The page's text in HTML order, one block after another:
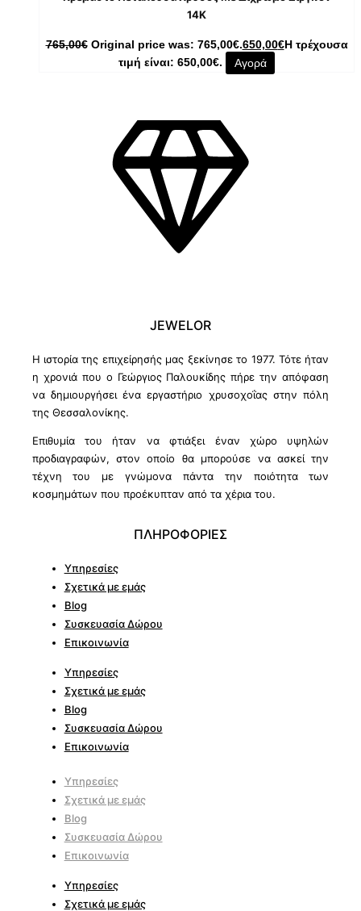
14K
765,00€ Original price was: 765,00€.650,00€Η τρέχουσα
τιμή είναι: 650,00€.
Αγορά
JEWELOR
Η ιστορία της επιχείρησής μας ξεκίνησε το 1977. Τότε ήταν
η χρονιά που ο Γεώργιος Παλουκίδης πήρε την απόφαση
να δημιουργήσει ένα εργαστήριο χρυσοχοΐας στην πόλη
της Θεσσαλονίκης.
Επιθυμία του ήταν να φτιάξει έναν χώρο υψηλών
προδιαγραφών, στον οποίο θα μπορούσε να ασκεί την
τέχνη του με γνώμονα πάντα την ποιότητα των
κοσμημάτων που προέκυπταν από τα χέρια του.
ΠΛΗΡΟΦΟΡΙΕΣ
Υπηρεσίες
Σχετικά με εμάς
Blog
Συσκευασία Δώρου
Επικοινωνία
Υπηρεσίες
Σχετικά με εμάς
Blog
Συσκευασία Δώρου
Επικοινωνία
Υπηρεσίες
Σχετικά με εμάς
Blog
Συσκευασία Δώρου
Επικοινωνία
Υπηρεσίες
Σχετικά με εμάς